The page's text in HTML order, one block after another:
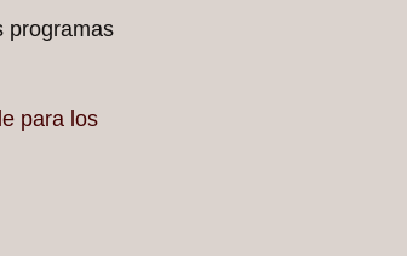
programas
para los